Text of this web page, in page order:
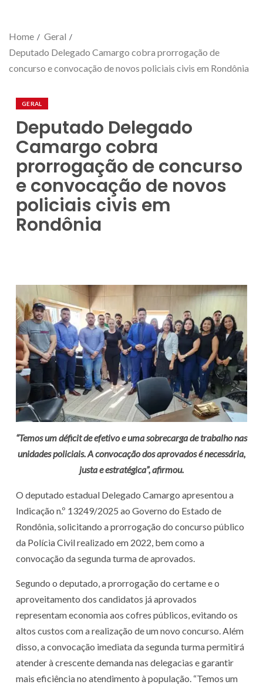
Home
Geral
Deputado Delegado Camargo cobra prorrogação de
concurso e convocação de novos policiais civis em Rondônia
GERAL
Deputado Delegado
Camargo cobra
prorrogação de concurso
e convocação de novos
policiais civis em
Rondônia
“Temos um déficit de efetivo e uma sobrecarga de trabalho nas
unidades policiais. A convocação dos aprovados é necessária,
justa e estratégica”, afirmou.
O deputado estadual Delegado Camargo apresentou a
Indicação n.º 13249/2025 ao Governo do Estado de
Rondônia, solicitando a prorrogação do concurso público
da Polícia Civil realizado em 2022, bem como a
convocação da segunda turma de aprovados.
Segundo o deputado, a prorrogação do certame e o
aproveitamento dos candidatos já aprovados
representam economia aos cofres públicos, evitando os
altos custos com a realização de um novo concurso. Além
disso, a convocação imediata da segunda turma permitirá
atender à crescente demanda nas delegacias e garantir
mais eficiência no atendimento à população. “Temos um